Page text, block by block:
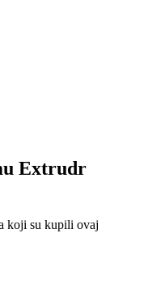
Extrudr
koji su kupili ovaj